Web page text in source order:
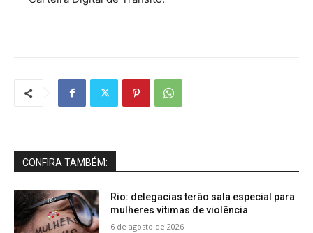
CONFIRA TAMBÉM:
Rio: delegacias terão sala especial para
mulheres vítimas de violência
6 de agosto de 2026